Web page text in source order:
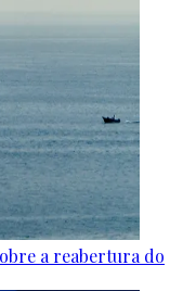
a reabertura do